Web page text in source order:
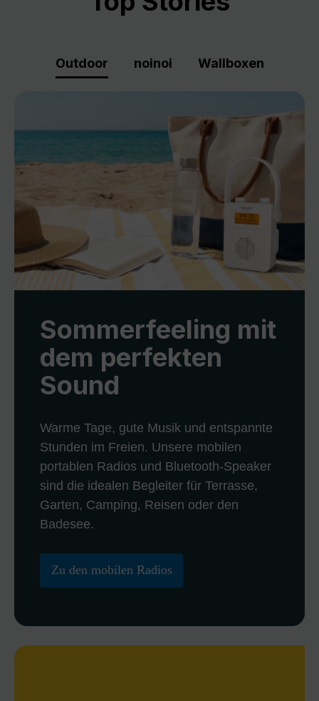
Outdoor noinoi Wallboxen
Sommerfeeling mit
dem perfekten
Sound
Warme Tage, gute Musik und entspannte
Stunden im Freien. Unsere mobilen
portablen Radios und Bluetooth-Speaker
sind die idealen Begleiter für Terrasse,
Garten, Camping, Reisen oder den
Badesee.
Zu den mobilen Radios